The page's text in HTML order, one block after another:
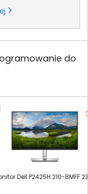
do
Dell P2425H 210-BMFF